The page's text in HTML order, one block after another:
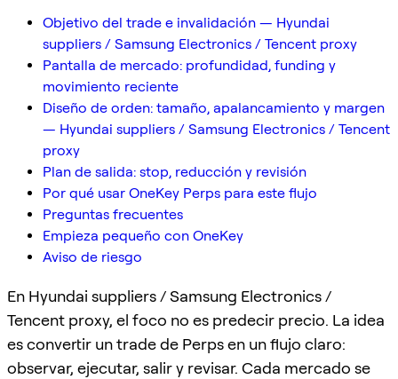
Objetivo del trade e invalidación — Hyundai
suppliers / Samsung Electronics / Tencent proxy
Pantalla de mercado: profundidad, funding y
movimiento reciente
Diseño de orden: tamaño, apalancamiento y margen
— Hyundai suppliers / Samsung Electronics / Tencent
proxy
Plan de salida: stop, reducción y revisión
Por qué usar OneKey Perps para este flujo
Preguntas frecuentes
Empieza pequeño con OneKey
Aviso de riesgo
En Hyundai suppliers / Samsung Electronics /
Tencent proxy, el foco no es predecir precio. La idea
es convertir un trade de Perps en un flujo claro:
observar, ejecutar, salir y revisar. Cada mercado se